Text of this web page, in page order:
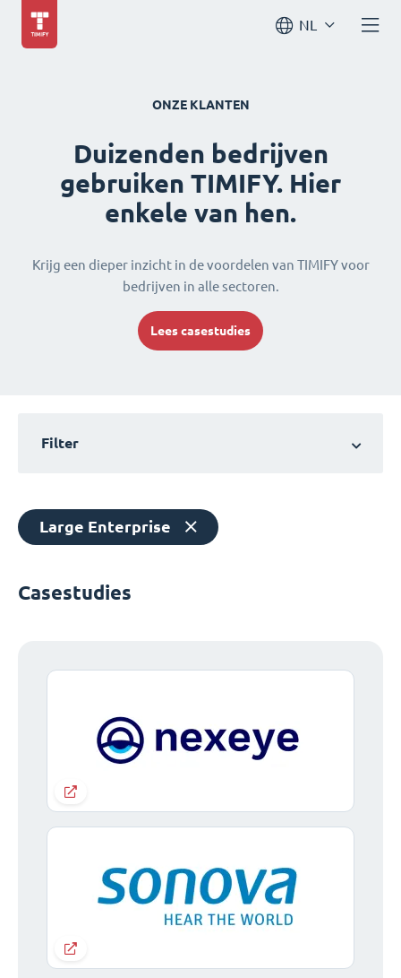
NL
ONZE KLANTEN
Duizenden bedrijven
gebruiken TIMIFY. Hier
enkele van hen.
Krijg een dieper inzicht in de voordelen van TIMIFY voor
bedrijven in alle sectoren.
Lees casestudies
Filter
Large Enterprise
Casestudies